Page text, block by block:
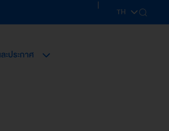
|
THEN
ะประกาศ